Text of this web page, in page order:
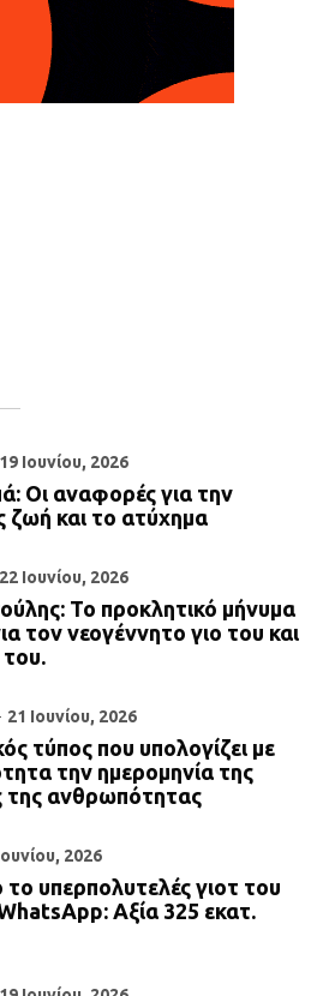
19 Ιουνίου, 2026
Οι αναφορές για την
ζωή και το ατύχημα
22 Ιουνίου, 2026
Το προκλητικό μήνυμα
τον νεογέννητο γιο του και
του.
21 Ιουνίου, 2026
τύπος που υπολογίζει με
την ημερομηνία της
της ανθρωπότητας
2026
υπερπολυτελές γιοτ του
Αξία 325 εκατ.